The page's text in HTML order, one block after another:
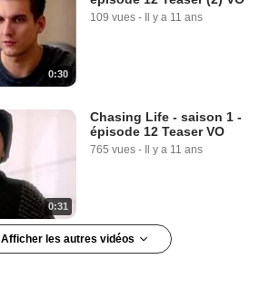
0:30
109 vues - Il y a 11 ans
0:31
Chasing Life - saison 1 -
épisode 12 Teaser VO
765 vues - Il y a 11 ans
Afficher les autres vidéos
Chasing Life - saison 1 -